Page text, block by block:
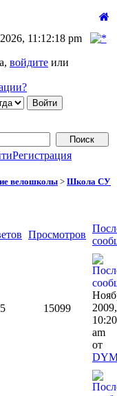
11:12:18 pm
войдите или
Регистрация
велошколы > Школа СУ
Просмотров
5 15099
2009,
am
от